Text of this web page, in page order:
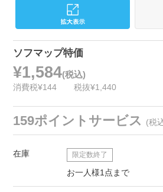
ソフマップ特価
¥1,584(税込)
消費税¥144 税抜¥1,440
159ポイントサービス (税
在庫 限定数終了
お一人様1点まで